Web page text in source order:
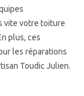
vite votre toiture
plus, ces
les réparations
Toudic Julien.